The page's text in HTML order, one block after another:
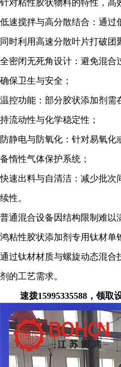
针对粘性胶状物料的特性，高
低速搅拌与高分散结合：通过
同时利用高速分散叶片打破团
全密闭无死角设计：避免混合
确保卫生与安全；
温控功能：部分胶状添加剂需
持流动性与化学稳定性；
防静电与防氧化：针对易氧
备惰性气体保护系统；
快速出料与自清洁：减少批次
续性。
普通混合设备因结构限制难以
鸿粘性胶状添加剂专用钛材单
通过钛材材质与螺旋动态混合
剂的工艺需求。
速拨15995335588，领取